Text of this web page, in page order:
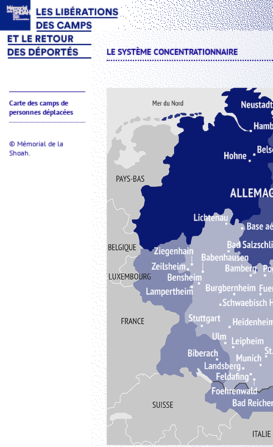
Carte des camps de
personnes déplacées
© Mémorial de la
Shoah.
LE SYSTÈME CONCENTRATIONNAIRE